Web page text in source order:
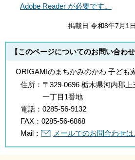
Adobe Reader が必要です。
掲載日 令和8年7月1日
【このページについてのお問い合わせ
ORIGAMIのまちかみのかわ 子ども
住所： 〒329-0696 栃木県河内郡
一丁目1番地
電話： 0285-56-9132
FAX： 0285-56-6868
Mail：
メールでのお問合わせは